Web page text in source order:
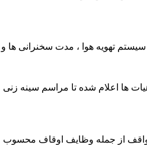
تهویه هوا ، مدت سخنرانی ها و
ها اعلام شده تا مراسم سینه
: اجرای نیات واقف از جمله وظایف اوقاف